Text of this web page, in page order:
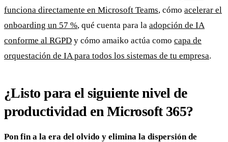
funciona directamente en Microsoft Teams, cómo acelerar el
onboarding un 57 %, qué cuenta para la adopción de IA
conforme al RGPD y cómo amaiko actúa como capa de
orquestación de IA para todos los sistemas de tu empresa.
¿Listo para el siguiente nivel de
productividad en Microsoft 365?
Pon fin a la era del olvido y elimina la dispersión de